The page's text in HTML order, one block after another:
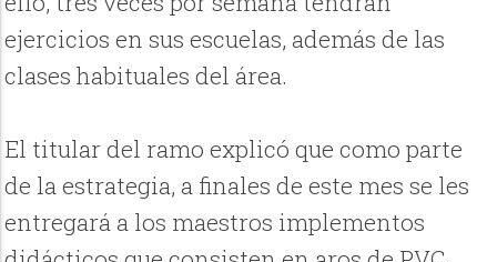
ejercicios en sus escuelas, además de las
clases habituales del área.
El titular del ramo explicó que como parte
de la estrategia, a finales de este mes se les
entregará a los maestros implementos